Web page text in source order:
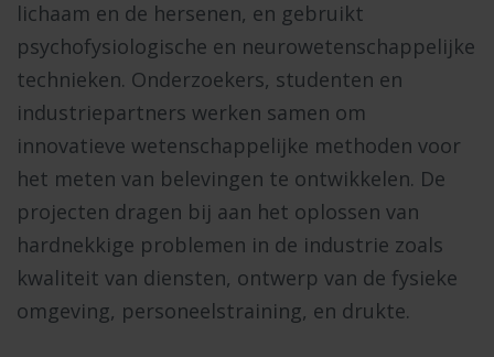
lichaam en de hersenen, en gebruikt
psychofysiologische en neurowetenschappelijke
technieken. Onderzoekers, studenten en
industriepartners werken samen om
innovatieve wetenschappelijke methoden voor
het meten van belevingen te ontwikkelen. De
projecten dragen bij aan het oplossen van
hardnekkige problemen in de industrie zoals
kwaliteit van diensten, ontwerp van de fysieke
omgeving, personeelstraining, en drukte.